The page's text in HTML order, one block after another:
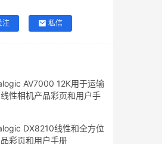
注 私信
AV7000 12K用于运输
性相机产品彩页和用户手
DX8210线性和全方位
彩页和用户手册